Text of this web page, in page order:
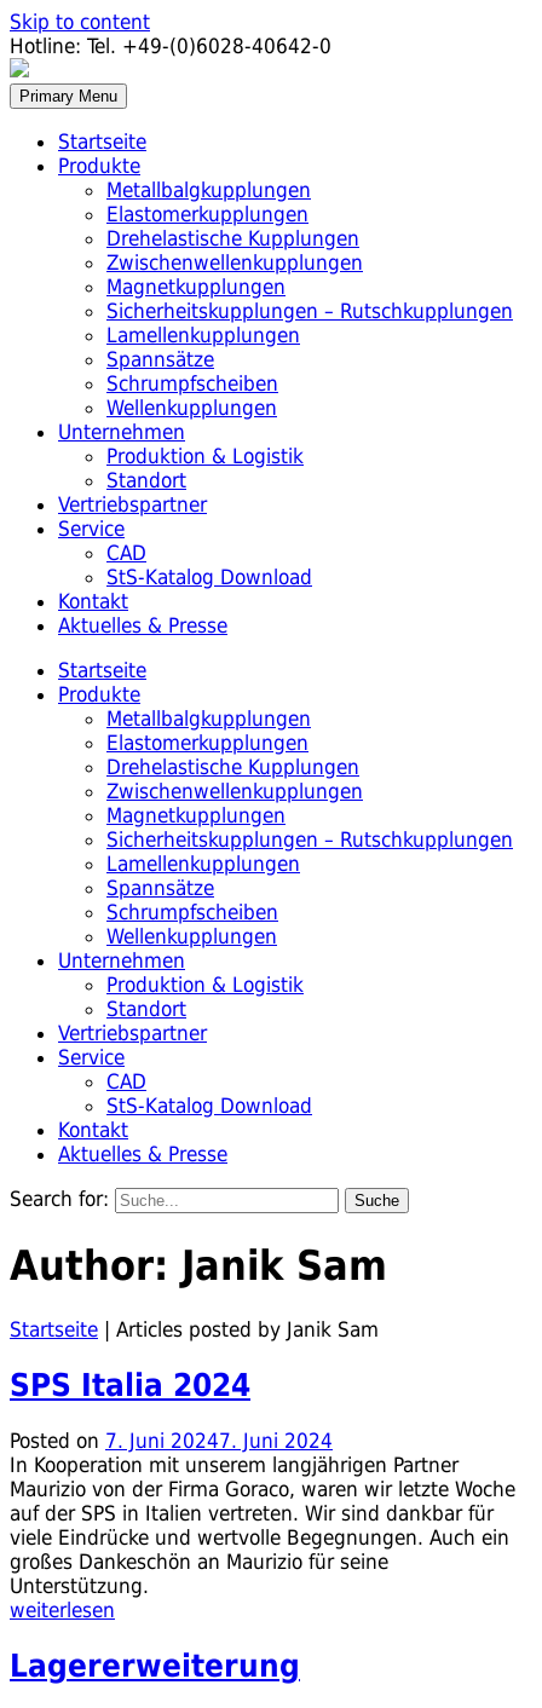
Skip to content
Hotline: Tel. +49-(0)6028-40642-0
Primary Menu
Startseite
Produkte
Metallbalgkupplungen
Elastomerkupplungen
Drehelastische Kupplungen
Zwischenwellenkupplungen
Magnetkupplungen
Sicherheitskupplungen – Rutschkupplungen
Lamellenkupplungen
Spannsätze
Schrumpfscheiben
Wellenkupplungen
Unternehmen
Produktion & Logistik
Standort
Vertriebspartner
Service
CAD
StS-Katalog Download
Kontakt
Aktuelles & Presse
Startseite
Produkte
Metallbalgkupplungen
Elastomerkupplungen
Drehelastische Kupplungen
Zwischenwellenkupplungen
Magnetkupplungen
Sicherheitskupplungen – Rutschkupplungen
Lamellenkupplungen
Spannsätze
Schrumpfscheiben
Wellenkupplungen
Unternehmen
Produktion & Logistik
Standort
Vertriebspartner
Service
CAD
StS-Katalog Download
Kontakt
Aktuelles & Presse
Search for:
Author: Janik Sam
Startseite | Articles posted by Janik Sam
SPS Italia 2024
Posted on 7. Juni 20247. Juni 2024
In Kooperation mit unserem langjährigen Partner
Maurizio von der Firma Goraco, waren wir letzte Woche
auf der SPS in Italien vertreten. Wir sind dankbar für
viele Eindrücke und wertvolle Begegnungen. Auch ein
großes Dankeschön an Maurizio für seine
Unterstützung.
weiterlesen
Lagererweiterung